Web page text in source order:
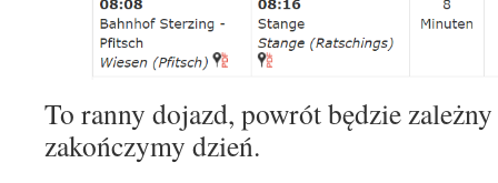
To ranny dojazd, powrót będzie
zakończymy dzień.